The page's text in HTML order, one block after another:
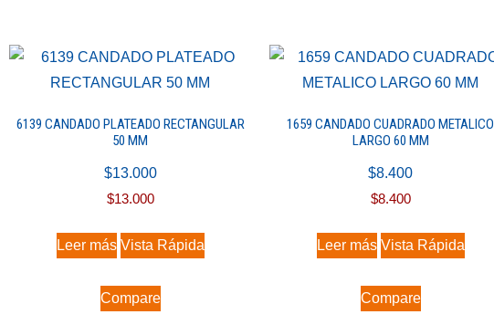
6139 CANDADO PLATEADO RECTANGULAR
50 MM
$13.000
$13.000
Leer más Vista Rápida
Compare
1659 CANDADO CUADRADO METALICO
LARGO 60 MM
$8.400
$8.400
Leer más Vista Rápida
Compare